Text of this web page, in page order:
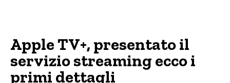
Apple TV+, presentato il
servizio streaming ecco i
primi dettagli